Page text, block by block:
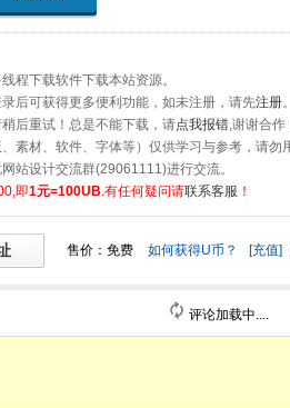
程下载软件下载本站资源。
后可获得更多便利功能，如未注册，请先注册。
后重试！总是不能下载，请点我报错,谢谢合作
素材、软件、字体等）仅供学习与参考，请勿
站设计交流群(29061111)进行交流。
即1元=100UB.有任何疑问请联系客服 ！
售价：免费 如何获得U币？ [充值]
评论加载中....